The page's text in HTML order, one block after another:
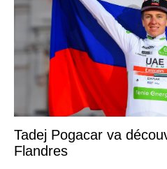
Tadej Pogacar va
Flandres